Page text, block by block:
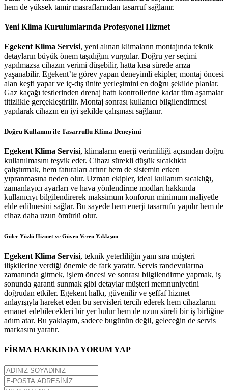
hem de yüksek tamir masraflarından tasarruf sağlanır.
Yeni Klima Kurulumlarında Profesyonel Hizmet
Egekent Klima Servisi, yeni alınan klimaların montajında teknik
detayların büyük önem taşıdığını vurgular. Doğru yer seçimi
yapılmazsa cihazın verimi düşebilir, hatta kısa sürede arıza
yaşanabilir. Egekent’te görev yapan deneyimli ekipler, montaj öncesi
alan keşfi yapar ve iç-dış ünite yerleşimini en doğru şekilde planlar.
Gaz kaçağı testlerinden drenaj hattı kontrollerine kadar tüm aşamalar
titizlikle gerçekleştirilir. Montaj sonrası kullanıcı bilgilendirmesi
yapılarak cihazın en iyi şekilde çalışması sağlanır.
Doğru Kullanım ile Tasarruflu Klima Deneyimi
Egekent Klima Servisi, klimaların enerji verimliliği açısından doğru
kullanılmasını teşvik eder. Cihazı sürekli düşük sıcaklıkta
çalıştırmak, hem faturaları artırır hem de sistemin erken
yıpranmasına neden olur. Uzman ekipler, ideal kullanım sıcaklığı,
zamanlayıcı ayarları ve hava yönlendirme modları hakkında
kullanıcıyı bilgilendirerek maksimum konforun minimum maliyetle
elde edilmesini sağlar. Bu sayede hem enerji tasarrufu yapılır hem de
cihaz daha uzun ömürlü olur.
Güler Yüzlü Hizmet ve Güven Veren Yaklaşım
Egekent Klima Servisi, teknik yeterliliğin yanı sıra müşteri
ilişkilerine verdiği önemle de fark yaratır. Servis randevularına
zamanında gitmek, işlem öncesi ve sonrası bilgilendirme yapmak, iş
sonunda garanti sunmak gibi detaylar müşteri memnuniyetini
doğrudan etkiler. Egekent halkı, güvenilir ve şeffaf hizmet
anlayışıyla hareket eden bu servisleri tercih ederek hem cihazlarını
emanet edebilecekleri bir yer bulur hem de uzun süreli bir iş birliğine
adım atar. Bu yaklaşım, sadece bugünün değil, geleceğin de servis
markasını yaratır.
FİRMA HAKKINDA YORUM YAP